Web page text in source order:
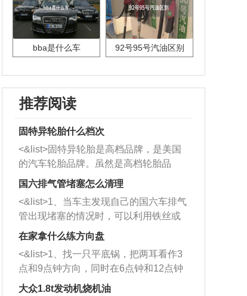
bba是什么车 92号95号汽油区别
推荐阅读
固特异轮胎什么档次
<&list>固特异轮胎是高档品牌，是美国
的汽车轮胎品牌。虽然是高档轮胎品
牌，但是中高低端的轮胎都有生产，这
也是为了更好的开拓市场。
国六排气管堵塞怎么清理
<&list>1、当车主发现自己的国六车排气
管出现堵塞的情况时，可以利用铁丝或
者是细棍，直接将杂物给取出来，如果
堵塞情况比较严重，也可以采取应急措
施。 <&list>2、直接利用木棍将所有的
杂物推到排气管里面的位置处，然后将
三元催化器拆解开，就可以将堵塞的东
在家拿什么练方向盘
<&list>1、找一只平底锅，把两耳看作3
点和9点钟方向，同时在6点钟和12点钟
方向做一个标记。 <&list>2、双手握住
大众1.8t发动机烧机油